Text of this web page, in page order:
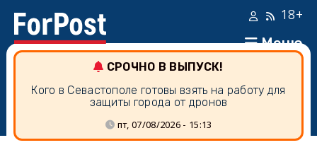
Меню
18+
СРОЧНО В ВЫПУСК!
Кого в Севастополе готовы взять на работу для
защиты города от дронов
пт, 07/08/2026 - 15:13